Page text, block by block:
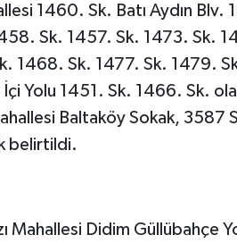
1460. Sk. Batı Aydın Blv.
Sk. 1457. Sk. 1473. Sk.
1468. Sk. 1477. Sk. 1479.
Yolu 1451. Sk. 1466. Sk.
Baltaköy Sokak, 3587
belirtildi.
Didim Güllübahçe